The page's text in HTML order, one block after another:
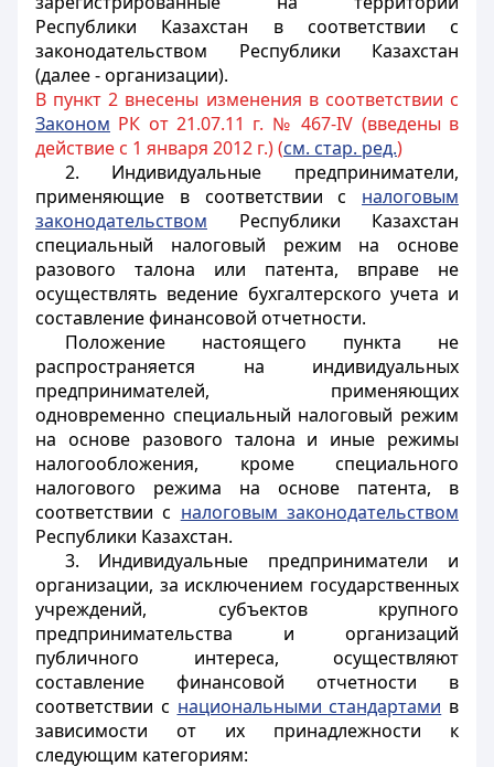
Республики Казахстан в соответствии с
законодательством Республики Казахстан
(далее - организации).
В пункт 2 внесены изменения в соответствии с
Законом РК от 21.07.11 г. № 467-IV (введены в
действие с 1 января 2012 г.) (см. стар. ред.)
2. Индивидуальные предприниматели,
применяющие в соответствии с налоговым
законодательством Республики Казахстан
специальный налоговый режим на основе
разового талона или патента, вправе не
осуществлять ведение бухгалтерского учета и
составление финансовой отчетности.
Положение настоящего пункта не
распространяется на индивидуальных
предпринимателей, применяющих
одновременно специальный налоговый режим
на основе разового талона и иные режимы
налогообложения, кроме специального
налогового режима на основе патента, в
соответствии с налоговым законодательством
Республики Казахстан.
3. Индивидуальные предприниматели и
организации, за исключением государственных
учреждений, субъектов крупного
предпринимательства и организаций
публичного интереса, осуществляют
составление финансовой отчетности в
соответствии с национальными стандартами в
зависимости от их принадлежности к
следующим категориям: